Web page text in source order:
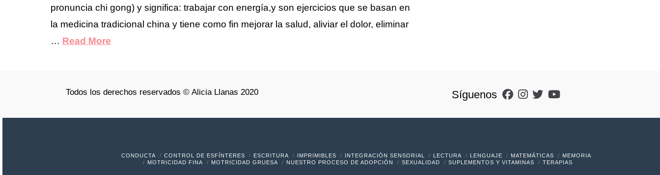
pronuncia chi gong) y significa: trabajar con energía,y son ejercicios que se basan en
la medicina tradicional china y tiene como fin mejorar la salud, aliviar el dolor, eliminar
… Read More
Todos los derechos reservados © Alicia Llanas 2020 Síguenos
CONDUCTA CONTROL DE ESFÍNTERES ESCRITURA IMPRIMIBLES INTEGRACIÓN SENSORIAL LECTURA LENGUAJE MATEMÁTICAS
MEMORIA
MOTRICIDAD FINA
MOTRICIDAD GRUESA NUESTRO PROCESO DE ADOPCIÓN SEXUALIDAD SUPLEMENTOS Y VITAMINAS TERAPIAS